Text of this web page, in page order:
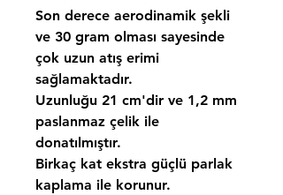
Son derece aerodinamik şekli
ve 30 gram olması sayesinde
çok uzun atış erimi
sağlamaktadır.
Uzunluğu 21 cm'dir ve 1,2 mm
paslanmaz çelik ile
donatılmıştır.
Birkaç kat ekstra güçlü parlak
kaplama ile korunur.